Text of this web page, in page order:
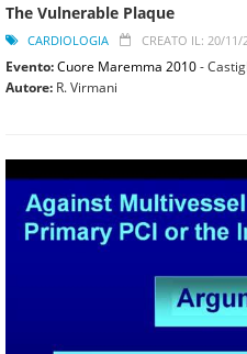
The Vulnerable Plaque
CARDIOLOGIA CREATO IL: 20/11/
Evento:Cuore Maremma 2010-
Autore: R. Virmani